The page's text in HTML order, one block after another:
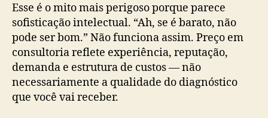
Esse é o mito mais perigoso porque parece
sofisticação intelectual. “Ah, se é barato, não
pode ser bom.” Não funciona assim. Preço em
consultoria reflete experiência, reputação,
demanda e estrutura de custos — não
necessariamente a qualidade do diagnóstico
que você vai receber.